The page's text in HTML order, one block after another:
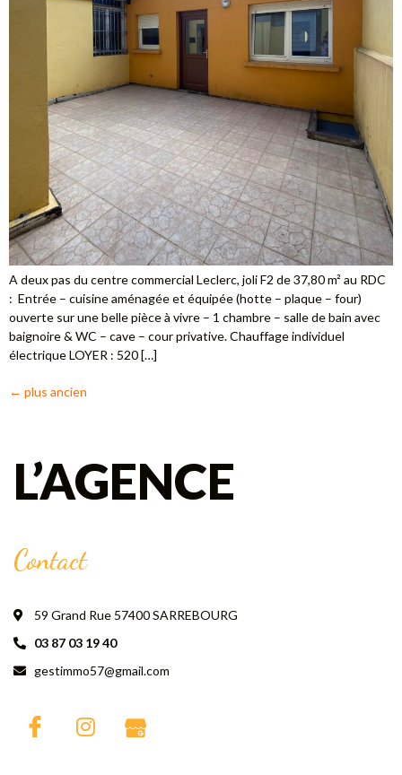
A deux pas du centre commercial Leclerc, joli F2 de 37,80 m² au RDC
: Entrée – cuisine aménagée et équipée (hotte – plaque – four)
ouverte sur une belle pièce à vivre – 1 chambre – salle de bain avec
baignoire & WC – cave – cour privative. Chauffage individuel
électrique LOYER : 520 […]
← plus ancien
L’AGENCE
Contact
59 Grand Rue 57400 SARREBOURG
03 87 03 19 40
gestimmo57@gmail.com